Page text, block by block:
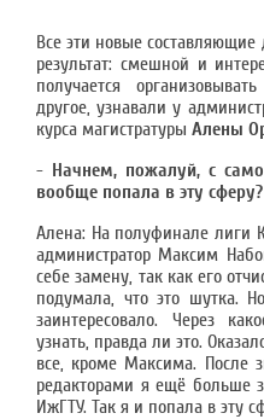
Все эти новые
результат: смешной и
получается
другое, узнавали у
курса магистратуры Алены
- Начнем, пожалуй, с
вообще попала в эту сферу?
Алена: На полуфинале лиги
администратор Максим
себе замену, так как его
подумала, что это шутка.
заинтересовало. Через
узнать, правда ли это.
все, кроме Максима. После
редакторами я ещё больше
ИжГТУ. Так я и попала в эту